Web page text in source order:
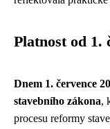
Platnost od 1.
Dnem 1. července
stavebního zákona,
procesu reformy